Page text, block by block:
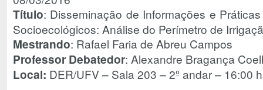
Título: Disseminação de Informações e
Socioecológicos: Análise do Perímetro de
Mestrando: Rafael Faria de Abreu Campos
Professor Debatedor: Alexandre Bragança
Local: DER/UFV – Sala 203 – 2º andar – 16:00